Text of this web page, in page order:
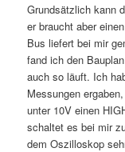
Grundsätzlich kann
er braucht aber
Bus liefert bei mir
fand ich den
auch so läuft. Ich
Messungen
unter 10V einen
schaltet es bei mir
dem Oszilloskop